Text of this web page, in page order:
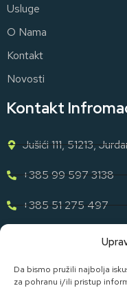
Da bismo pružili najbolja
za pohranu i/ili pristup
Usluge
O Nama
Kontakt
Novosti
Kontakt
Jušići 111, 51213,
+385 99 597 3138
+385 51 275 497
eugen.dih@gmail.com
Naša Ponuda